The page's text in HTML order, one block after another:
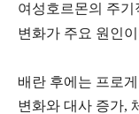
여성호르몬의 주기
변화가 주요 원인
배란 후에는 프로
변화와 대사 증가,